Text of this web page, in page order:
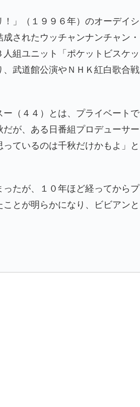
」（１９９６年）のオーデイシ
されたウッチャンナンチャン・
組ユニット「ポケットビスケッ
武道館公演やＮＨＫ紅白歌合戦
（４４）とは、プライベートで
が、ある日番組プロデューサー
ているのは千秋だけかもよ」と
たが、１０年ほど経ってからプ
とが明らかになり、ビビアンと